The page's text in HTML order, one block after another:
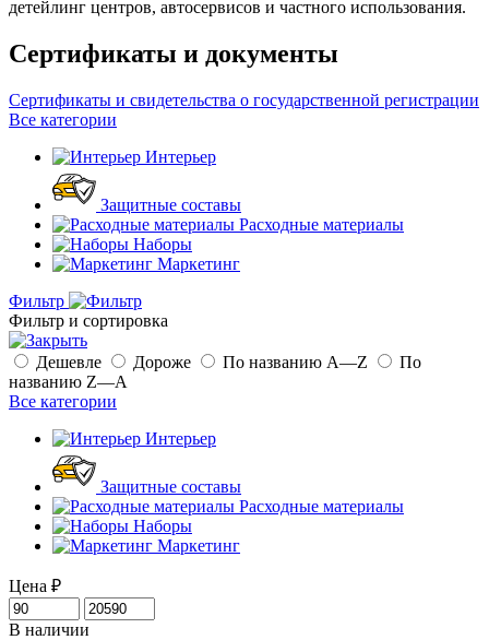
детейлинг центров, автосервисов и частного использования.
Сертификаты и документы
Сертификаты и свидетельства о государственной регистрации
Все категории
Интерьер
Защитные составы
Расходные материалы
Наборы
Маркетинг
Фильтр
Фильтр и сортировка
Дешевле Дороже По названию A—Z
По
названию Z—A
Все категории
Интерьер
Защитные составы
Расходные материалы
Наборы
Маркетинг
Цена ₽
В наличии